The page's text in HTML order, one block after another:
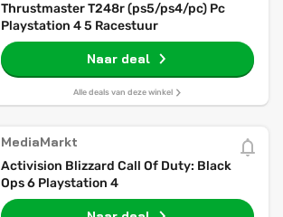
Thrustmaster T248r (ps5/ps4/pc) Pc
Playstation 4 5 Racestuur
Naar deal
Alle deals van deze winkel
MediaMarkt
Activision Blizzard Call Of Duty: Black
Ops 6 Playstation 4